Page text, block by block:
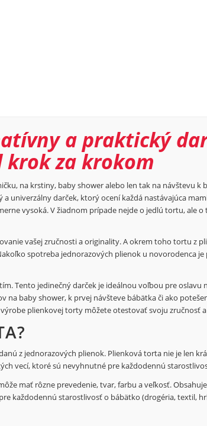
a praktický
za krokom
na krstiny, baby shower alebo len tak na návštevu k
univerzálny darček, ktorý ocení každá nastávajúca
vysoká. V žiadnom prípade nejde o jedlú tortu, ale o
vašej zručnosti a originality. A okrem toho tortu z
spotreba jednorazových plienok u novorodenca
Tento jedinečný darček je ideálnou voľbou pre oslavu
na baby shower, k prvej návšteve bábätka či ako
plienkovej torty môžete otestovať svoju zručnosť
z jednorazových plienok. Plienková torta nie je len
vecí, ktoré sú nevyhnutné pre každodennú
mať rôzne prevedenie, tvar, farbu a veľkosť.
každodennú starostlivosť o bábätko (drogéria, textil,